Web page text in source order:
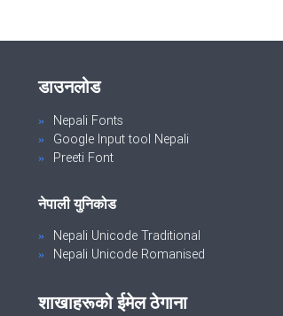
डाउनलोड
Nepali Fonts
Google Input tool Nepali
Preeti Font
नेपाली युनिकोड
Nepali Unicode Traditional
Nepali Unicode Romanised
शाखाहरूको ईमेल ठेगाना